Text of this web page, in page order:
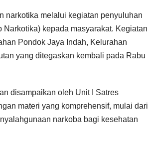
narkotika melalui kegiatan penyuluhan
kepada masyarakat. Kegiatan
Pondok Jaya Indah, Kelurahan
yang ditegaskan kembali pada Rabu
disampaikan oleh Unit I Satres
materi yang komprehensif, mulai dari
narkoba bagi kesehatan